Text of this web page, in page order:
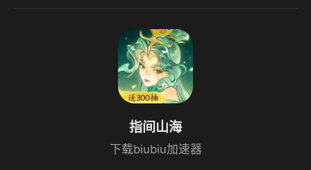
指间山海
下载biubiu加速器